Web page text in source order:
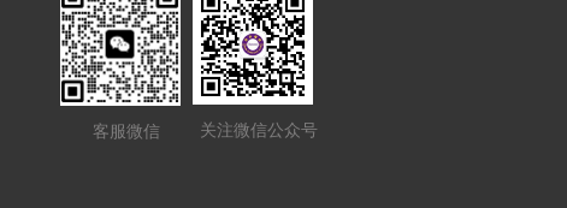
客服微信 关注微信公众号